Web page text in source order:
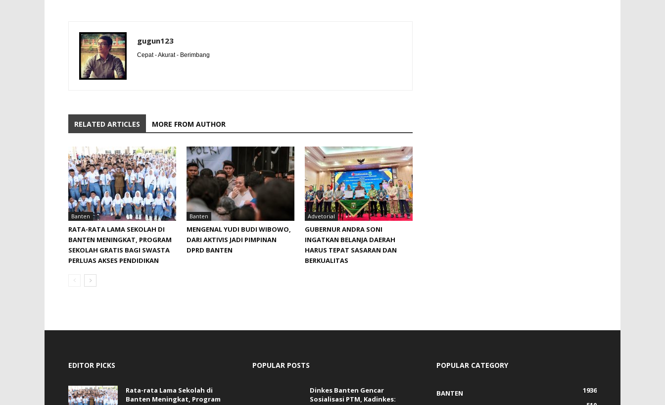
gugun123
Cepat - Akurat - Berimbang
RELATED ARTICLES MORE FROM AUTHOR
Banten
RATA-RATA LAMA SEKOLAH DI
BANTEN MENINGKAT, ‎PROGRAM
SEKOLAH GRATIS BAGI SWASTA
PERLUAS AKSES PENDIDIKAN ‎ ‎
Banten
MENGENAL YUDI BUDI WIBOWO,
DARI AKTIVIS JADI PIMPINAN
DPRD BANTEN
Advetorial
GUBERNUR ANDRA SONI
INGATKAN BELANJA DAERAH
HARUS TEPAT SASARAN DAN
BERKUALITAS
EDITOR PICKS
Rata-rata Lama Sekolah di
Banten Meningkat, ‎Program
POPULAR POSTS
Dinkes Banten Gencar
Sosialisasi PTM, Kadinkes:
POPULAR CATEGORY
BANTEN
1936